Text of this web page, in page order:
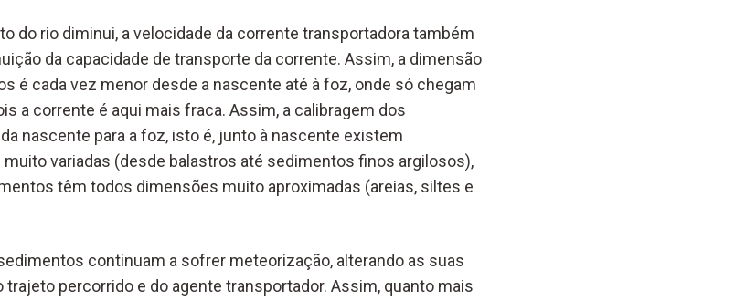
do rio diminui, a velocidade da corrente transportadora também
da capacidade de transporte da corrente. Assim, a dimensão
é cada vez menor desde a nascente até à foz, onde só chegam
a corrente é aqui mais fraca. Assim, a calibragem dos
nascente para a foz, isto é, junto à nascente existem
variadas (desde balastros até sedimentos finos argilosos),
têm todos dimensões muito aproximadas (areias, siltes e
continuam a sofrer meteorização, alterando as suas
percorrido e do agente transportador. Assim, quanto mais